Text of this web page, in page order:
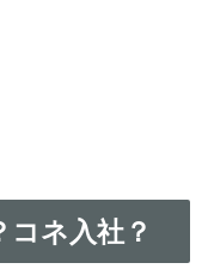
コネ入社？